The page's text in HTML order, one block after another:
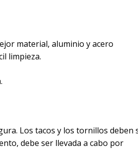
material, aluminio y acero
limpieza.
Los tacos y los tornillos deben
debe ser llevada a cabo por